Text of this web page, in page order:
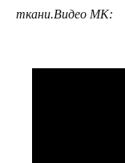
ткани.Видео МК: